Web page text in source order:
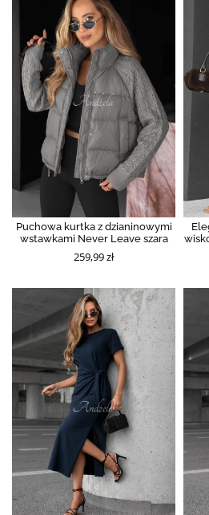
Puchowa kurtka z dzianinowymi
wstawkami Never Leave szara
259,99 zł